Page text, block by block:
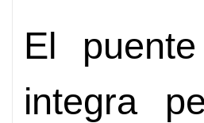
El
integra